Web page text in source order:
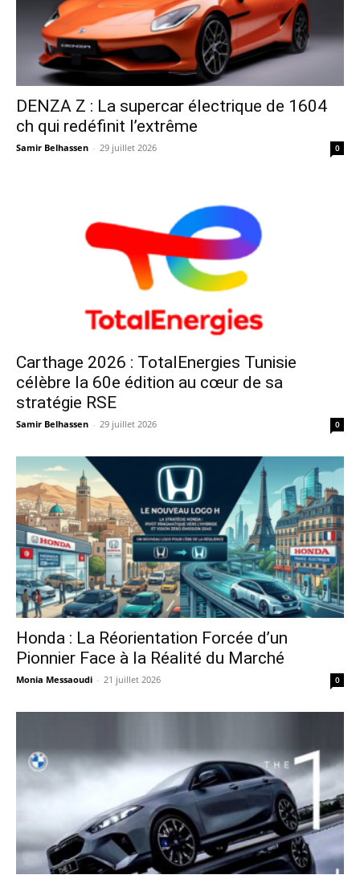
DENZA Z : La supercar électrique de 1604
ch qui redéfinit l’extrême
Samir Belhassen - 29 juillet 2026 0
Carthage 2026 : TotalEnergies Tunisie
célèbre la 60e édition au cœur de sa
stratégie RSE
Samir Belhassen - 29 juillet 2026 0
Honda : La Réorientation Forcée d’un
Pionnier Face à la Réalité du Marché
Monia Messaoudi - 21 juillet 2026 0